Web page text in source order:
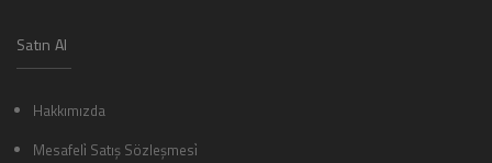
Satın Al
Hakkımızda
Mesafeli̇ Satış Sözleşmesi̇